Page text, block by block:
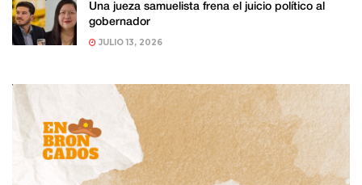
Una jueza samuelista frena el juicio político al
gobernador
JULIO 13, 2026